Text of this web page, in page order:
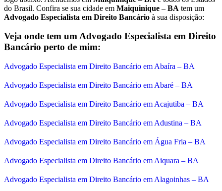
do Brasil. Confira se sua cidade em Maiquinique – BA tem um
Advogado Especialista em Direito Bancário à sua disposição:
Veja onde tem um Advogado Especialista em Direito
Bancário perto de mim:
Advogado Especialista em Direito Bancário em Abaíra – BA
Advogado Especialista em Direito Bancário em Abaré – BA
Advogado Especialista em Direito Bancário em Acajutiba – BA
Advogado Especialista em Direito Bancário em Adustina – BA
Advogado Especialista em Direito Bancário em Água Fria – BA
Advogado Especialista em Direito Bancário em Aiquara – BA
Advogado Especialista em Direito Bancário em Alagoinhas – BA